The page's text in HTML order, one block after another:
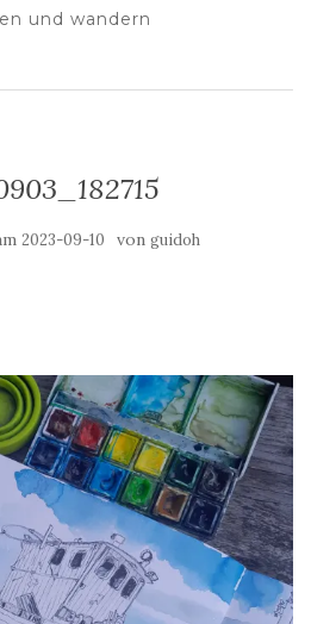
und wandern
2023-09-10 von guidoh